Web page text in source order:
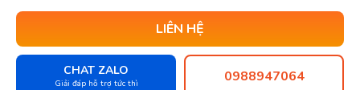
LIÊN HỆ
CHAT ZALO
Giải đáp hỗ trợ tức thì 0988947064